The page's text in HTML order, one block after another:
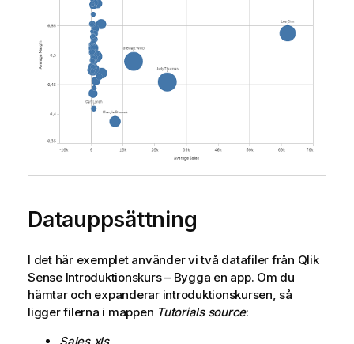
Datauppsättning
I det här exemplet använder vi två datafiler från Qlik
Sense Introduktionskurs – Bygga en app. Om du
hämtar och expanderar introduktionskursen, så
ligger filerna i mappen Tutorials source: